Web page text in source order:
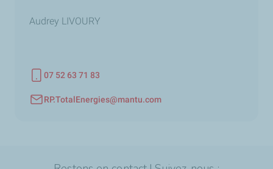
Audrey LIVOURY
07 52 63 71 83
RP.TotalEnergies@mantu.com